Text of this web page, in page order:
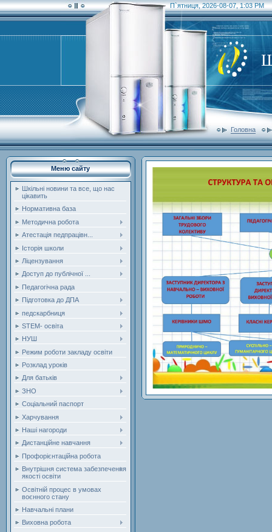
П`ятниця, 2026-08-07, 1:03 PM
Головна
Меню сайту
Шкільні новини та все, що нас
цікавить
Нормативна база
Методична робота
Атестація педпрацівн...
Історія школи
Ліцензування
Доступ до публічної ...
Педагогічна рада
Підготовка до ДПА
педскарбниця
STEM- освіта
НУШ
Режим роботи закладу освіти
Розклад уроків
Для батьків
ЗНО
Соціальний паспорт
Харчування
Наші нагороди
Дистанційне навчання
Профорієнтаційна робота
Внутрішня система забезпечення
якості освіти
Освітній процес в умовах
воєнного стану
Навчальні плани
Виховна робота